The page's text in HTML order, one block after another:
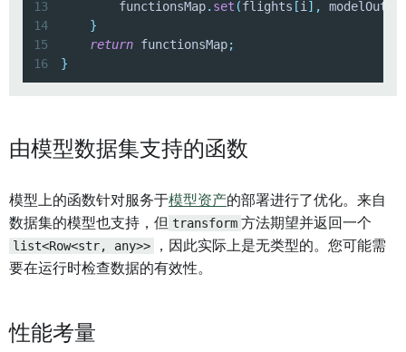
13
        functionsMap
. set (flights [i ] ,
14
}
15
return functionsMap;
16
}
由模型数据集支持的函数
模型上的函数针对服务于模型资产的部署进行了优化。来自
数据集的模型也支持，但 transform 方法期望并返回一个
list<Row<str, any>>
，因此实际上是无类型的。您可能需
要在运行时检查数据的有效性。
性能考量